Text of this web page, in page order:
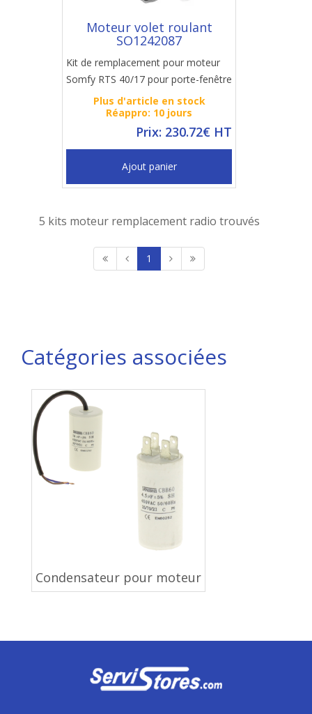
Moteur volet roulant
SO1242087
Kit de remplacement pour moteur
Somfy RTS 40/17 pour porte-fenêtre
Plus d'article en stock
Réappro: 10 jours
Prix: 230.72€ HT
Ajout panier
5 kits moteur remplacement radio trouvés
1
Catégories associées
Condensateur pour moteur